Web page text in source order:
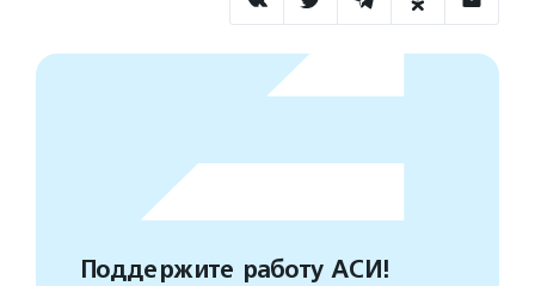
Поддержите работу АСИ!